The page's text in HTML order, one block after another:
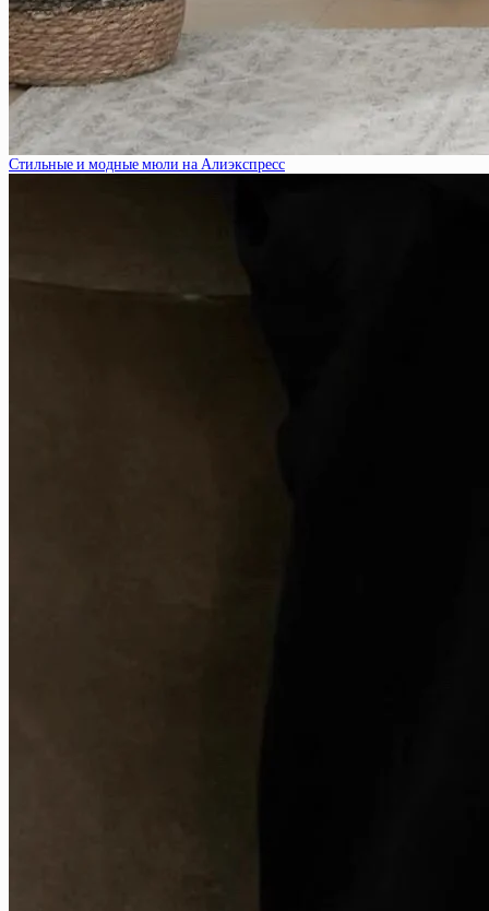
Стильные и модные мюли на Алиэкспресс